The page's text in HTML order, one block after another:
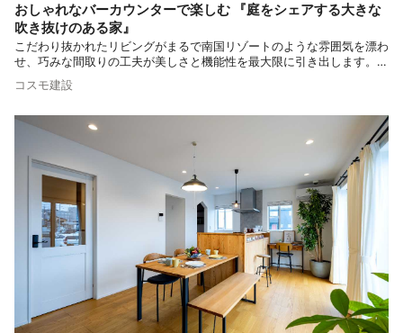
おしゃれなバーカウンターで楽しむ 『庭をシェアする大きな
吹き抜けのある家』
こだわり抜かれたリビングがまるで南国リゾートのような雰囲気を漂わ
せ、巧みな間取りの工夫が美しさと機能性を最大限に引き出します。
さらに、バーカウンターがそこに洗練されたかっこよさを加え、リゾー
トライフを日々の暮らしに落とし込んだ、そんな魅力あふれる空間をご
する、そんな点にも注目のお家となっております。
コスモ建設